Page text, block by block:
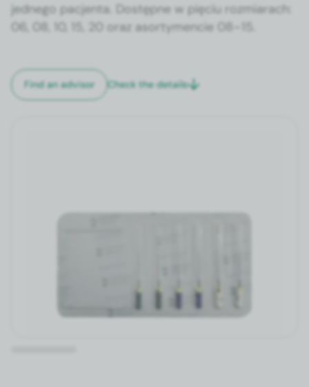
jed­nego pac­jen­ta. Dostęp­ne w pię­ciu rozmi­arach:
06, 08, 10, 15, 20 oraz asorty­men­cie 08–15.
Find an advi­sor Check the details